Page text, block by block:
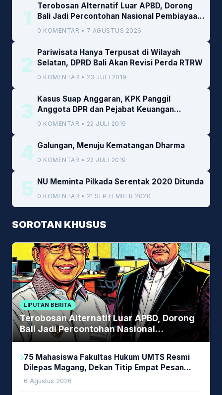
1
Terobosan Alternatif Luar APBD, Dorong
Bali Jadi Percontohan Nasional Pembiayaan
Daerah
0 KOMENTAR • 7 AGUSTUS 2026
2
Pariwisata Hanya Terpusat di Wilayah
Selatan, DPRD Bali Akan Revisi Perda RTRW
0 KOMENTAR • 23 JULI 2019
3
Kasus Suap Anggaran, KPK Panggil
Anggota DPR dan Pejabat Keuangan
Kemenkeu
0 KOMENTAR • 22 JULI 2019
4 Galungan, Menuju Kematangan Dharma
0 KOMENTAR • 22 JULI 2019
5 NU Meminta Pilkada Serentak 2020 Ditunda
0 KOMENTAR • 21 SEPTEMBER 2020
SOROTAN KHUSUS
LIPUTAN BERITA
Terobosan Alternatif Luar APBD, Dorong
Bali Jadi Percontohan Nasional
Pembiayaan Daerah
75 Mahasiswa Fakultas Hukum UMTS Resmi
Dilepas Magang, Dekan Titip Empat Pesan
Penting
6 Agustus 2026